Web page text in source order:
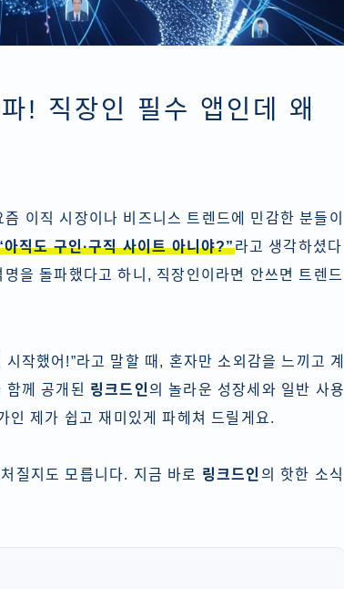
! 직장인 필수 앱인데 왜
이직 시장이나 비즈니스 트렌드에 민감한 분들이
아직도 구인·구직 사이트 아니야?”라고 생각하셨다
을 돌파했다고 하니, 직장인이라면 안쓰면 트렌드
시작했어!”라고 말할 때, 혼자만 소외감을 느끼고 계
께 공개된 링크드인 의 놀라운 성장세와 일반 사용
인 제가 쉽고 재미있게 파헤쳐 드릴게요.
질지도 모릅니다. 지금 바로 링크드인 의 핫한 소식